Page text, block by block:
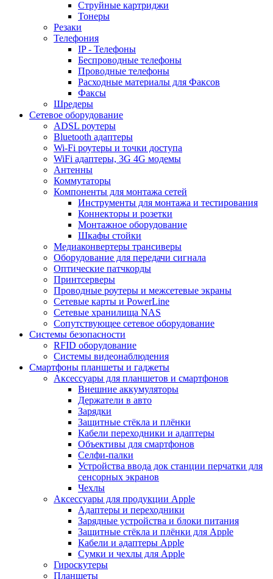
Струйные картриджи
Тонеры
Резаки
Телефония
IP - Телефоны
Беспроводные телефоны
Проводные телефоны
Расходные материалы для Факсов
Факсы
Шредеры
Сетевое оборудование
ADSL роутеры
Bluetooth адаптеры
Wi-Fi роутеры и точки доступа
WiFi адаптеры, 3G 4G модемы
Антенны
Коммутаторы
Компоненты для монтажа сетей
Инструменты для монтажа и тестирования
Коннекторы и розетки
Монтажное оборудование
Шкафы стойки
Медиаконвертеры трансиверы
Оборудование для передачи сигнала
Оптические патчкорды
Принтсерверы
Проводные роутеры и межсетевые экраны
Сетевые карты и PowerLine
Сетевые хранилища NAS
Сопутствующее сетевое оборудование
Системы безопасности
RFID оборудование
Системы видеонаблюдения
Смартфоны планшеты и гаджеты
Аксессуары для планшетов и смартфонов
Внешние аккумуляторы
Держатели в авто
Зарядки
Защитные стёкла и плёнки
Кабели переходники и адаптеры
Объективы для смартфонов
Селфи-палки
Устройства ввода док станции перчатки для
сенсорных экранов
Чехлы
Аксессуары для продукции Apple
Адаптеры и переходники
Зарядные устройства и блоки питания
Защитные стёкла и плёнки для Apple
Кабели и адаптеры Apple
Сумки и чехлы для Apple
Гироскутеры
Планшеты